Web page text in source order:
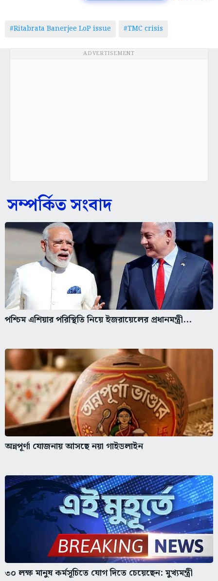
#Ritabrata Banerjee LoP issue #TMC crisis
ADVERTISEMENT
সম্পর্কিত সংবাদ
পশ্চিম এশিয়ার পরিস্থিতি নিয়ে ইজরায়েলের প্রধানমন্ত্রী...
অন্নপূর্ণা যোজনায় আসছে নয়া গাইডলাইন
৩০ লক্ষ মানুষ কর্মসূচিতে যোগ দিতে চেয়েছেন: মুখ্যমন্ত্রী